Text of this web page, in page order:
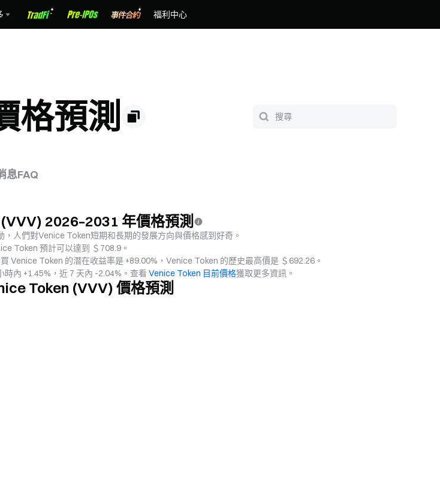
福利中心
格預測
息FAQ
2026–2031 年價格預測
，人們對Venice Token短期和長期的發展方向與價格感到好奇。
Token 預計可以達到 ＄708.9。
Venice Token 的潛在收益率是 +89.00%，Venice Token 的歷史最高價是 ＄692.26。
內 +1.45%，近 7 天內 -2.04%。查看 Venice Token 目前價格獲取更多資訊。
Token (VVV) 價格預測